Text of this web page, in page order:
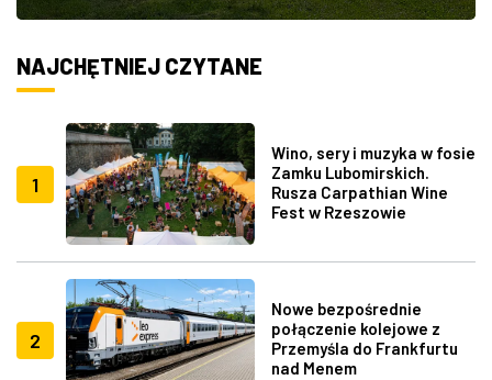
NAJCHĘTNIEJ CZYTANE
1
Wino, sery i muzyka w fosie
Zamku Lubomirskich.
Rusza Carpathian Wine
Fest w Rzeszowie
2
Nowe bezpośrednie
połączenie kolejowe z
Przemyśla do Frankfurtu
nad Menem